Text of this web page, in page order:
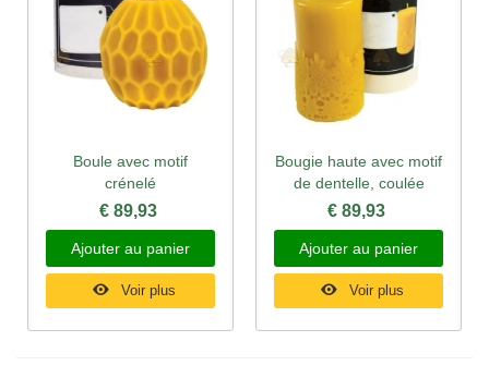
Boule avec motif
crénelé
€ 89,93
Ajouter au panier
Voir plus
Bougie haute avec motif
de dentelle, coulée
€ 89,93
Ajouter au panier
Voir plus